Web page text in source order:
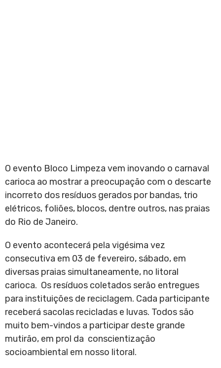
O evento Bloco Limpeza vem inovando o carnaval
carioca ao mostrar a preocupação com o descarte
incorreto dos resíduos gerados por bandas, trio
elétricos, foliões, blocos, dentre outros, nas praias
do Rio de Janeiro.
O evento acontecerá pela vigésima vez
consecutiva em 03 de fevereiro, sábado, em
diversas praias simultaneamente, no litoral
carioca. Os resíduos coletados serão entregues
para instituições de reciclagem. Cada participante
receberá sacolas recicladas e luvas. Todos são
muito bem-vindos a participar deste grande
mutirão, em prol da conscientização
socioambiental em nosso litoral.